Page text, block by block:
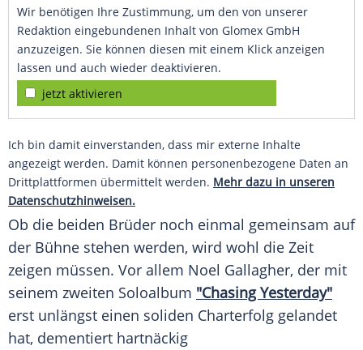
Wir benötigen Ihre Zustimmung, um den von unserer
Redaktion eingebundenen Inhalt von Glomex GmbH
anzuzeigen. Sie können diesen mit einem Klick anzeigen
lassen und auch wieder deaktivieren.
jetzt aktivieren
Ich bin damit einverstanden, dass mir externe Inhalte
angezeigt werden. Damit können personenbezogene Daten an
Drittplattformen übermittelt werden. Mehr dazu in unseren
Datenschutzhinweisen.
Ob die beiden Brüder noch einmal gemeinsam auf
der Bühne stehen werden, wird wohl die Zeit
zeigen müssen. Vor allem Noel Gallagher, der mit
seinem zweiten Soloalbum "Chasing Yesterday"
erst unlängst einen soliden Charterfolg gelandet
hat, dementiert hartnäckig